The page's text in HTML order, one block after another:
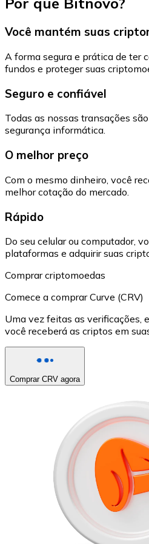
Você mantém suas
A forma segura e prática de ter
fundos e proteger suas
Seguro e confiável
Todas as nossas transações
segurança informática.
O melhor preço
Com o mesmo dinheiro, você
melhor cotação do mercado.
Rápido
Do seu celular ou computador,
plataformas e adquirir suas
Comprar criptomoedas
Comece a comprar Curve (CRV)
Uma vez feitas as verificações,
você receberá as criptos em
Comprar CRV agora